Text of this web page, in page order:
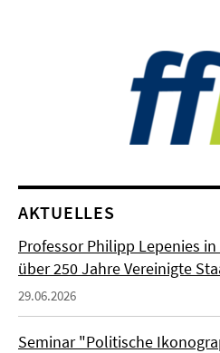
AKTUELLES
Professor Philipp Lepenies
über 250 Jahre Vereinigte
29.06.2026
Seminar "Politische